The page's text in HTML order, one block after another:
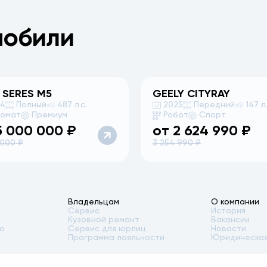
M5
Полный
487 л.с.
Премиум
000 000 ₽
₽
GEELY CITYRAY
2025 Передний
147
Робот
Спорт
от 2 624 990 ₽
3 254 990₽
Владельцам
Сервис
Кузовной ремонт
Сервис для юрлиц
Программа лояльности
О компании
История
Вакансии
Новости